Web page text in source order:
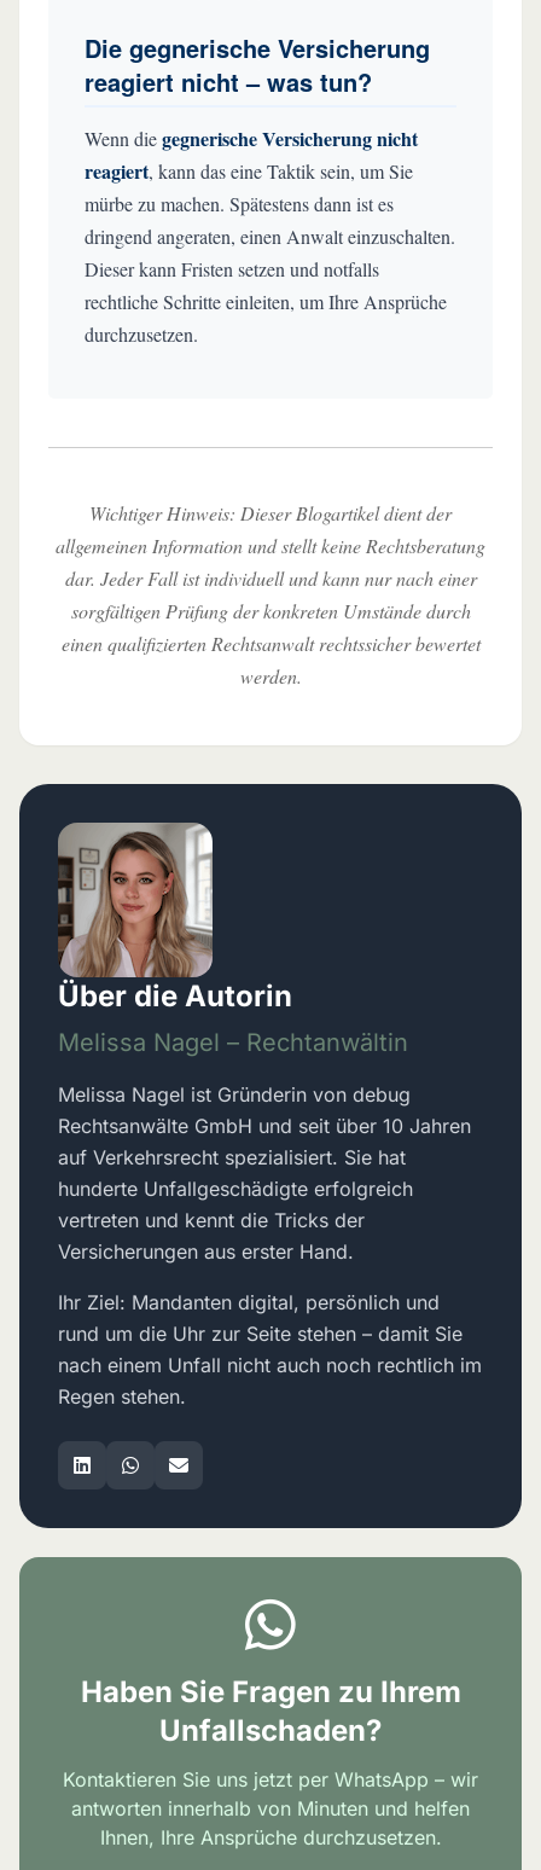
Die gegnerische Versicherung
reagiert nicht – was tun?
Wenn diegegnerische Versicherung nicht
reagiert, kann das eine Taktik sein, um Sie
mürbe zu machen. Spätestens dann ist es
dringend angeraten, einen Anwalt einzuschalten.
Dieser kann Fristen setzen und notfalls
rechtliche Schritte einleiten, um Ihre Ansprüche
durchzusetzen.
Wichtiger Hinweis: Dieser Blogartikel dient der
allgemeinen Information und stellt keine Rechtsberatung
dar. Jeder Fall ist individuell und kann nur nach einer
sorgfältigen Prüfung der konkreten Umstände durch
einen qualifizierten Rechtsanwalt rechtssicher bewertet
werden.
Über die Autorin
Melissa Nagel – Rechtanwältin
Melissa Nagel ist Gründerin von debug
Rechtsanwälte GmbH und seit über 10 Jahren
auf Verkehrsrecht spezialisiert. Sie hat
hunderte Unfallgeschädigte erfolgreich
vertreten und kennt die Tricks der
Versicherungen aus erster Hand.
Ihr Ziel: Mandanten digital, persönlich und
rund um die Uhr zur Seite stehen – damit Sie
nach einem Unfall nicht auch noch rechtlich im
Regen stehen.
Haben Sie Fragen zu Ihrem
Unfallschaden?
Kontaktieren Sie uns jetzt per WhatsApp – wir
antworten innerhalb von Minuten und helfen
Ihnen, Ihre Ansprüche durchzusetzen.